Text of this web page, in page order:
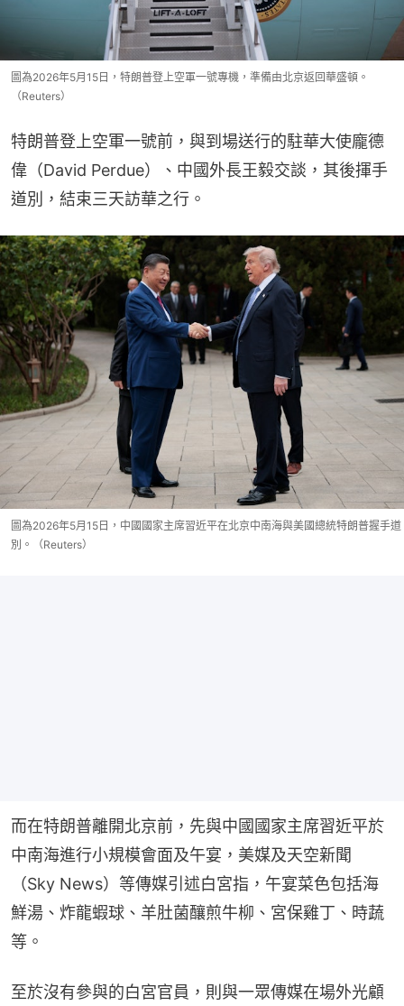
圖為2026年5月15日，特朗普登上空軍一號專機，準備由北京返回華盛頓。
（Reuters）
特朗普登上空軍一號前，與到場送行的駐華大使龐德
偉（David Perdue）、中國外長王毅交談，其後揮手
道別，結束三天訪華之行。
圖為2026年5月15日，中國國家主席習近平在北京中南海與美國總統特朗普握手道
別。（Reuters）
而在特朗普離開北京前，先與中國國家主席習近平於
中南海進行小規模會面及午宴，美媒及天空新聞
（Sky News）等傳媒引述白宮指，午宴菜色包括海
鮮湯、炸龍蝦球、羊肚菌釀煎牛柳、宮保雞丁、時蔬
等。
至於沒有參與的白宮官員，則與一眾傳媒在場外光顧